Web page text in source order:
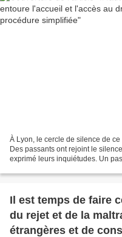
À Lyon, le cercle de silence de
Des passants ont rejoint le
exprimé leurs inquiétudes. Un
Il est temps de faire
du rejet et de la
étrangères et de